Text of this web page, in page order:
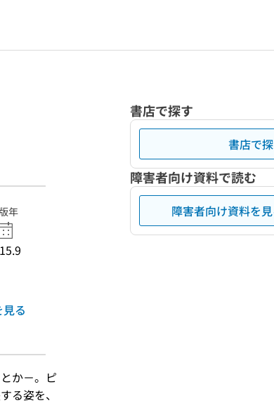
年
る
か－。ピ
る姿を、
書店で探す
書店で
障害者向け資料で読む
障害者向け資料を見